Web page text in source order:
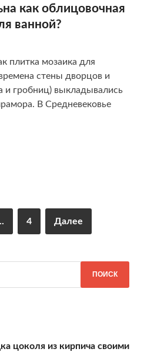
как облицовочная
ванной?
плитка мозаика для
стены дворцов и
и гробниц) выкладывались
В Средневековье
4 Далее
цоколя из кирпича своими